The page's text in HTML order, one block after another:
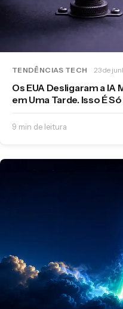
TENDÊNCIAS TECH 23 de
Os EUA Desligaram a IA
em Uma Tarde. Isso É
9 min de leitura